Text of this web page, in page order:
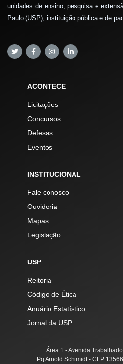
unidades de ensino, pesquisa e
Paulo (USP), instituição pública e de
ACONTECE
Licitações
Concursos
Defesas
Eventos
INSTITUCIONAL
Fale conosco
Ouvidoria
Mapas
Legislação
USP
Reitoria
Código de Ética
Anuário Estatístico
Jornal da USP
Área 1 - Avenida
Pq Arnold Schimidt - CEP